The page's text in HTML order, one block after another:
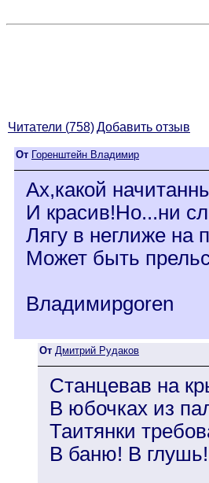
Читатели (758)Добавить отзыв
От Горенштейн Владимир
Ах,какой
И красив!Но...ни
Лягу в неглиже на
Может быть
Владимирgoren
От Дмитрий Рудаков
Станцевав на
В юбочках из
Таитянки
В баню! В глушь!